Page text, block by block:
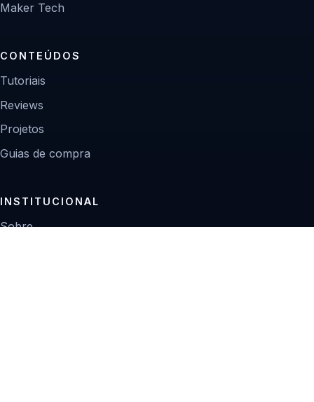
Maker Tech
CONTEÚDOS
Tutoriais
Reviews
Projetos
Guias de compra
INSTITUCIONAL
Sobre